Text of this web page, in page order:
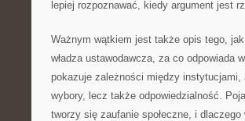
lepiej rozpoznawać, kiedy argument jest
Ważnym wątkiem jest także opis tego,
władza ustawodawcza, za co odpowiada
pokazuje zależności między instytucjami,
wybory, lecz także odpowiedzialność.
tworzy się zaufanie społeczne, i